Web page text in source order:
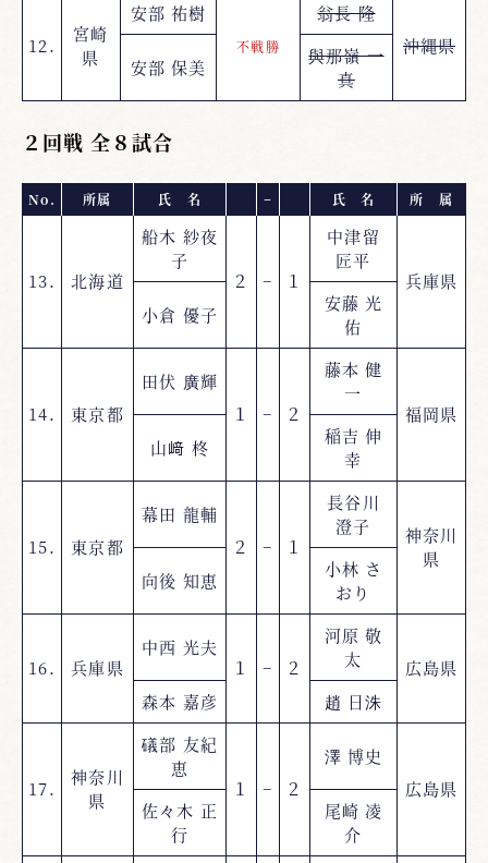
12.
宮崎
県
安部 祐樹
不戦勝
翁長 隆
沖縄県
安部 保美
與那嶺 一
真
２回戦 全８試合
No. 所属 氏 名 − 氏 名 所 属
13. 北海道
船木 紗夜
子
２
− １
中津留
匠平
兵庫県
小倉 優子
安藤 光
佑
14. 東京都
田伏 廣輝
１
− ２
藤本 健
一
福岡県
山﨑 柊
稲吉 伸
幸
15. 東京都
幕田 龍輔
２
− １
長谷川
澄子
神奈川
県
向後 知恵
小林 さ
おり
16. 兵庫県
中西 光夫
１
− ２
河原 敬
太
広島県
森本 嘉彦
趙 日洙
17.
神奈川
県
礒部 友紀
恵
１
− ２
澤 博史
広島県
佐々木 正
行
尾崎 凌
介